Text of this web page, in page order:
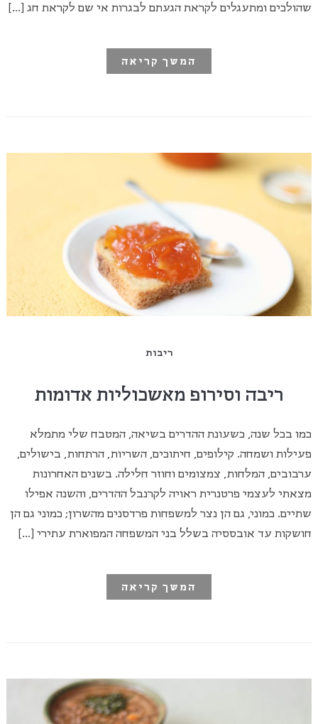
שהולכים ומתעגלים לקראת הגעתם לבגרות אי שם לקראת חג […]
המשך קריאה
ריבות
ריבה וסירופ מאשכוליות אדומות
כמו בכל שנה, כשעונת ההדרים בשיאה, המטבח שלי מתמלא
פעילות ושמחה. קילופים, חיתוכים, השריות, הרתחות, בישולים,
ערבובים, המלחות, צמצומים וחוזר חלילה. בשנים האחרונות
מצאתי לעצמי פרטנרית ראויה לקרנבל ההדרים, והשנה אפילו
שתיים. כמוני, גם הן נצר למשפחות פרדסנים מהשרון; כמוני גם הן
חושקות עד אובססיה בשלל בני המשפחה המפוארת עתירי […]
המשך קריאה